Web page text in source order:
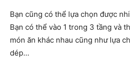
Bạn cũng có thể lựa chọn được
Bạn có thể vào 1 trong 3 tầng và
món ăn khác nhau cũng như lựa
dép…